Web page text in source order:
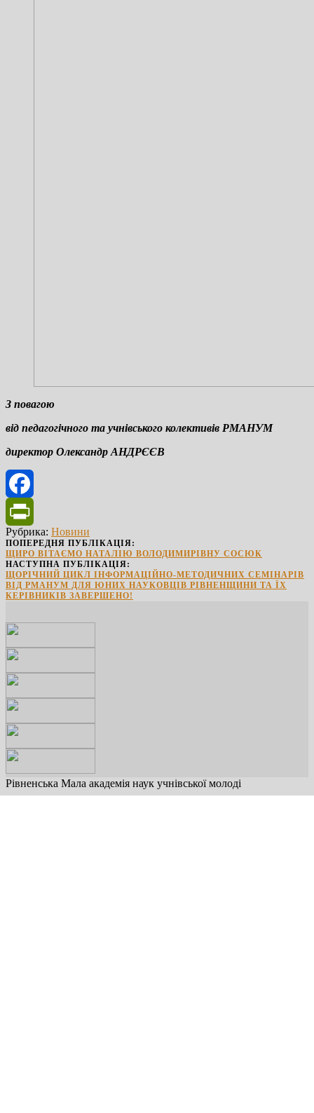
З повагою
від педагогічного та учнівського колективів РМАНУМ
директор Олександр АНДРЄЄВ
Facebook
PrintFriendly
Рубрика: Новини
ПОПЕРЕДНЯ ПУБЛІКАЦІЯ:
ЩИРО ВІТАЄМО НАТАЛІЮ ВОЛОДИМИРІВНУ СОСЮК
НАСТУПНА ПУБЛІКАЦІЯ:
ЩОРІЧНИЙ ЦИКЛ ІНФОРМАЦІЙНО-МЕТОДИЧНИХ СЕМІНАРІВ
ВІД РМАНУМ ДЛЯ ЮНИХ НАУКОВЦІВ РІВНЕНЩИНИ ТА ЇХ
КЕРІВНИКІВ ЗАВЕРШЕНО!
Рівненська Мала академія наук учнівської молоді